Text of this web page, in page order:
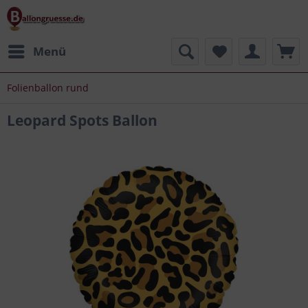
Menü
Folienballon rund
Leopard Spots Ballon